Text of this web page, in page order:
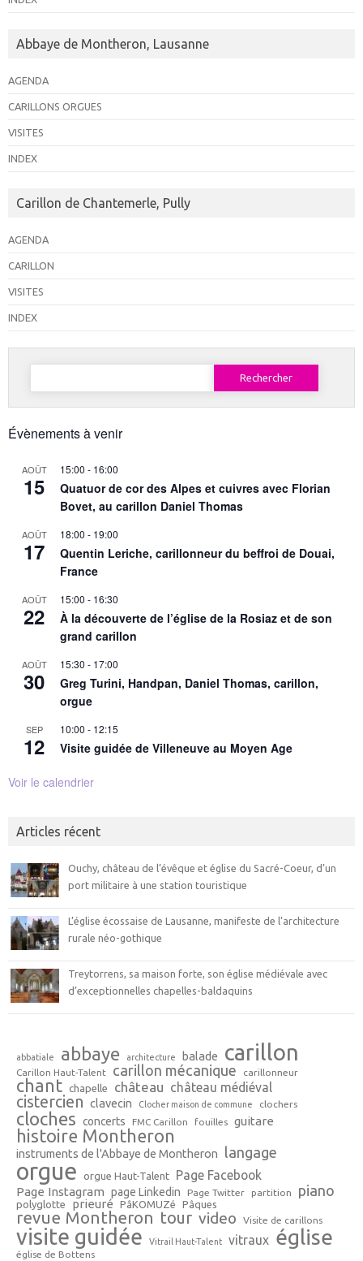
Abbaye de Montheron, Lausanne
AGENDA
CARILLONS ORGUES
VISITES
INDEX
Carillon de Chantemerle, Pully
AGENDA
CARILLON
VISITES
INDEX
Rechercher :
Évènements à venir
AOÛT
15
15:00 - 16:00
Quatuor de cor des Alpes et cuivres avec Florian
Bovet, au carillon Daniel Thomas
AOÛT
17
18:00 - 19:00
Quentin Leriche, carillonneur du beffroi de Douai,
France
AOÛT
22
15:00 - 16:30
À la découverte de l’église de la Rosiaz et de son
grand carillon
AOÛT
30
15:30 - 17:00
Greg Turini, Handpan, Daniel Thomas, carillon,
orgue
SEP
12
10:00 - 12:15
Visite guidée de Villeneuve au Moyen Age
Voir le calendrier
Articles récent
Ouchy, château de l’évêque et église du Sacré-Coeur, d’un
port militaire à une station touristique
L’église écossaise de Lausanne, manifeste de l’architecture
rurale néo-gothique
Treytorrens, sa maison forte, son église médiévale avec
d’exceptionnelles chapelles-baldaquins
abbatiale abbaye architecture balade carillon
Carillon Haut-Talent carillon mécanique carillonneur
chant chapelle château château médiéval
cistercien clavecin Clocher maison de commune clochers
cloches concerts FMC Carillon fouilles guitare
histoire Montheron
instruments de l'Abbaye de Montheron langage
orgue orgue Haut-Talent Page Facebook
Page Instagram page Linkedin Page Twitter partition piano
polyglotte prieuré PâKOMUZé Pâques
revue Montheron tour video Visite de carillons
visite guidée Vitrail Haut-Talent vitraux église
église de Bottens